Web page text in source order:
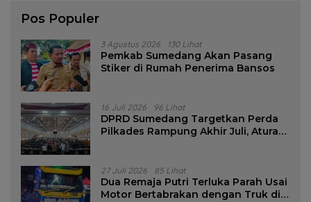
Pos Populer
3 Agustus 2026 130 Lihat
Pemkab Sumedang Akan Pasang
Stiker di Rumah Penerima Bansos
16 Juli 2026 96 Lihat
DPRD Sumedang Targetkan Perda
Pilkades Rampung Akhir Juli, Aturan
27 Juli 2026 85 Lihat
Dua Remaja Putri Terluka Parah Usai
Motor Bertabrakan dengan Truk di